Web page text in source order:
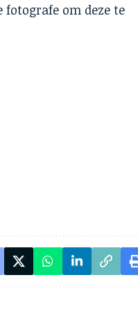
fotografe om deze te